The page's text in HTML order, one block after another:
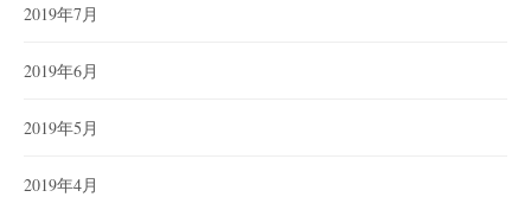
2019年7月
2019年6月
2019年5月
2019年4月